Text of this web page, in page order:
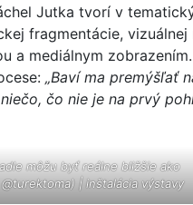
Jutka tvorí v
fragmentácie,
a mediálnym
„Baví ma premýšľať
čo nie je na prvý
môžu byť reálne bližšie ako
| inštalácia výstavy